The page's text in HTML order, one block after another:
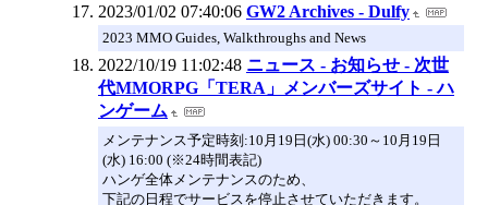
2023/01/02 07:40:06 GW2 Archives - Dulfy
2023 MMO Guides, Walkthroughs and News
2022/10/19 11:02:48 ニュース - お知らせ - 次世
代MMORPG「TERA」メンバーズサイト - ハ
ンゲーム
メンテナンス予定時刻:10月19日(水) 00:30～10月19日
(水) 16:00 (※24時間表記)
ハンゲ全体メンテナンスのため、
下記の日程でサービスを停止させていただきます。